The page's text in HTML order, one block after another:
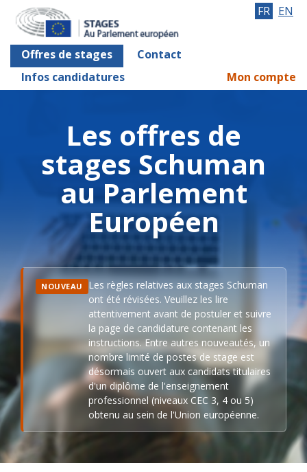
Offres de stages
Contact
Infos candidatures
FR EN
Mon compte
Les offres de
stages Schuman
au Parlement
Européen
NOUVEAU
Les règles relatives aux stages Schuman
ont été révisées. Veuillez les lire
attentivement avant de postuler et suivre
la page de candidature contenant les
instructions. Entre autres nouveautés, un
nombre limité de postes de stage est
désormais ouvert aux candidats titulaires
d'un diplôme de l'enseignement
professionnel (niveaux CEC 3, 4 ou 5)
obtenu au sein de l'Union européenne.